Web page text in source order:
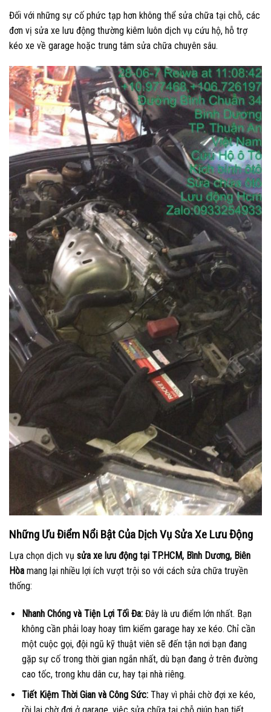
Đối với những sự cố phức tạp hơn không thể sửa chữa tại chỗ, các
đơn vị sửa xe lưu động thường kiêm luôn dịch vụ cứu hộ, hỗ trợ
kéo xe về garage hoặc trung tâm sửa chữa chuyên sâu.
Những Ưu Điểm Nổi Bật Của Dịch Vụ Sửa Xe Lưu Động
Lựa chọn dịch vụ sửa xe lưu động tại TP.HCM, Bình Dương, Biên
Hòa mang lại nhiều lợi ích vượt trội so với cách sửa chữa truyền
thống:
Nhanh Chóng và Tiện Lợi Tối Đa:Đây là ưu điểm lớn nhất. Bạn
không cần phải loay hoay tìm kiếm garage hay xe kéo. Chỉ cần
một cuộc gọi, đội ngũ kỹ thuật viên sẽ đến tận nơi bạn đang
gặp sự cố trong thời gian ngắn nhất, dù bạn đang ở trên đường
cao tốc, trong khu dân cư, hay tại nhà riêng.
Tiết Kiệm Thời Gian và Công Sức:Thay vì phải chờ đợi xe kéo,